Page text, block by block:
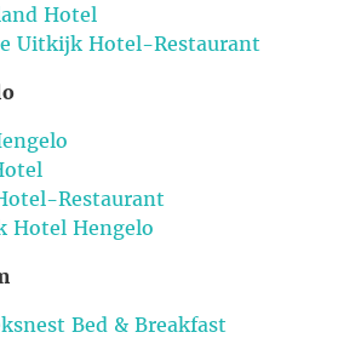
Hotel
Uitkijk Hotel-Restaurant
Restaurant
Hotel Hengelo
Bed & Breakfast